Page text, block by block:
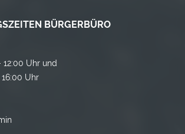
BÜRGERBÜRO
Uhr und
Uhr